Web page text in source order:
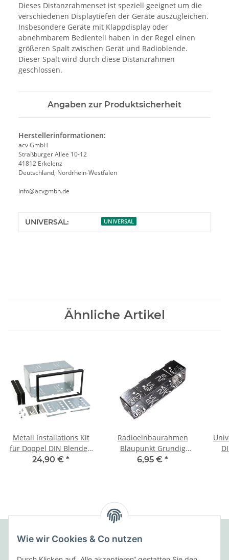
Dieses Distanzrahmenset ist speziell geeignet um die
verschiedenen Displaytiefen der Geräte auszugleichen.
Insbesondere Geräte mit Klappdisplay oder
abnehmbarem Bedienteil haben in der Regel einen
größeren Spalt zwischen Gerät und Radioblende.
Dieser Spalt wird durch diese Distanzrahmen
geschlossen.
Angaben zur Produktsicherheit
Herstellerinformationen:
acv GmbH
Straßburger Allee 10-12
41812 Erkelenz
Deutschland, Nordrhein-Westfalen
info@acvgmbh.de
UNIVERSAL: UNIVERSAL
Ähnliche Artikel
Metall Installations Kit
für Doppel DIN Blenden
182 x 103 mm
24,90 € *
Radioeinbaurahmen
Blaupunkt Grundig
Philips
6,95 € *
Folgende Zahlungsarten bieten wir an:
Wie wir Cookies & Co nutzen